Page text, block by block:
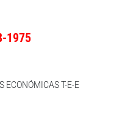
1975
ECONÓMICAS T-E-E